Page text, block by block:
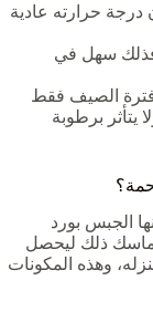
درجة حرارته عادية
فذلك سهل في
الصيف فقط
يتأثر برطوبة
الجبس بورد
ذلك ليحصل
وهذه المكونات